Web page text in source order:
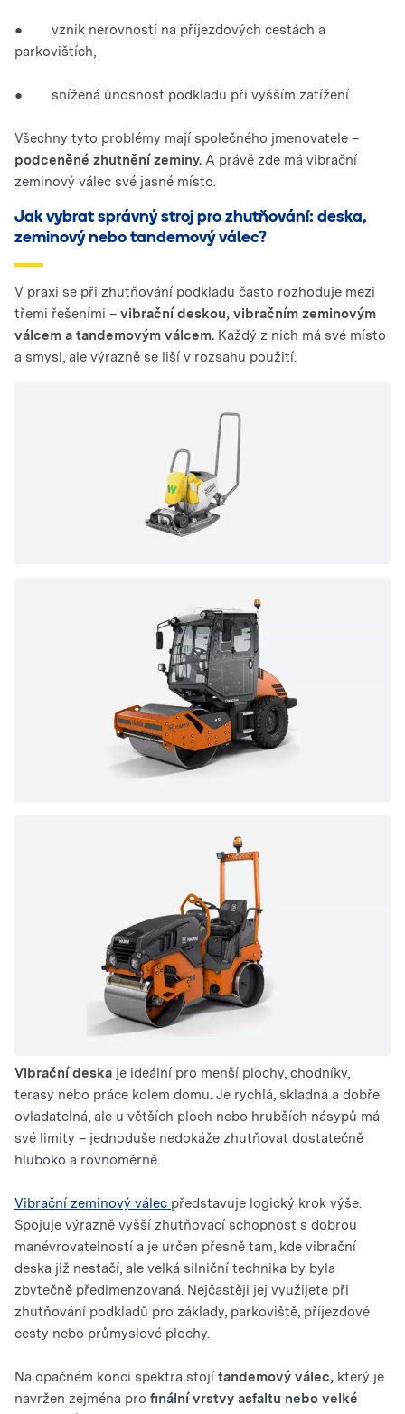
● vznik nerovností na příjezdových cestách a
parkovištích,
● snížená únosnost podkladu při vyšším zatížení.
Všechny tyto problémy mají společného jmenovatele –
podceněné zhutnění zeminy. A právě zde má vibrační
zeminový válec své jasné místo.
Jak vybrat správný stroj pro zhutňování: deska,
zeminový nebo tandemový válec?
V praxi se při zhutňování podkladu často rozhoduje mezi
třemi řešeními – vibrační deskou, vibračním zeminovým
válcem a tandemovým válcem. Každý z nich má své místo
a smysl, ale výrazně se liší v rozsahu použití.
Vibrační deska je ideální pro menší plochy, chodníky,
terasy nebo práce kolem domu. Je rychlá, skladná a dobře
ovladatelná, ale u větších ploch nebo hrubších násypů má
své limity – jednoduše nedokáže zhutňovat dostatečně
hluboko a rovnoměrně.
Vibrační zeminový válec představuje logický krok výše.
Spojuje výrazně vyšší zhutňovací schopnost s dobrou
manévrovatelností a je určen přesně tam, kde vibrační
deska již nestačí, ale velká silniční technika by byla
zbytečně předimenzovaná. Nejčastěji jej využijete při
zhutňování podkladů pro základy, parkoviště, příjezdové
cesty nebo průmyslové plochy.
Na opačném konci spektra stojí tandemový válec, který je
navržen zejména pro finální vrstvy asfaltu nebo velké